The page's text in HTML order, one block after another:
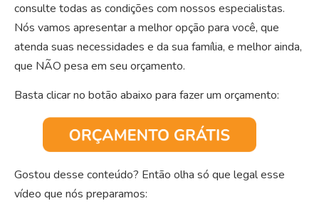
consulte todas as condições com nossos especialistas.
Nós vamos apresentar a melhor opção para você, que
atenda suas necessidades e da sua família, e melhor ainda,
que NÃO pesa em seu orçamento.
Basta clicar no botão abaixo para fazer um orçamento:
Gostou desse conteúdo? Então olha só que legal esse
vídeo que nós preparamos: